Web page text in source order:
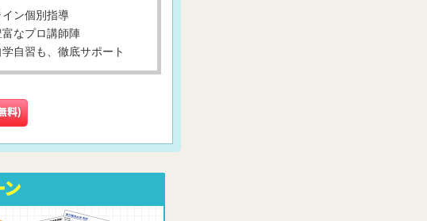
ン個別指導
なプロ講師陣
自習も、徹底サポート